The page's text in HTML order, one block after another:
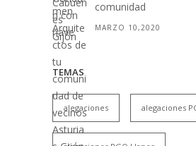
comunidad
MARZO 10,2020
TEMAS
alegaciones alegaciones